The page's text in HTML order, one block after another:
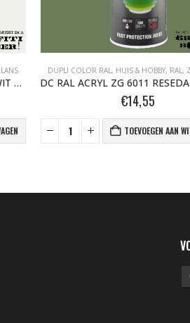
DC RAL ACRYL ZG 9016 VERKEERS-WIT 400 ML
DUPLI COLOR RAL , HUIS & HOBBY, RAL ,
€14,55
TOEVOEGEN AAN